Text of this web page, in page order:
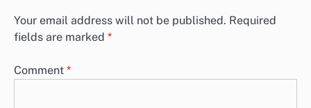
Your email address will not be published. Required
fields are marked *
Comment *